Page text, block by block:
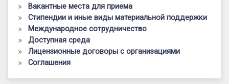
Вакантные места для приема
Стипендии и иные виды материальной поддержки
Международное сотрудничество
Доступная среда
Лицензионные договоры с организациями
Соглашения